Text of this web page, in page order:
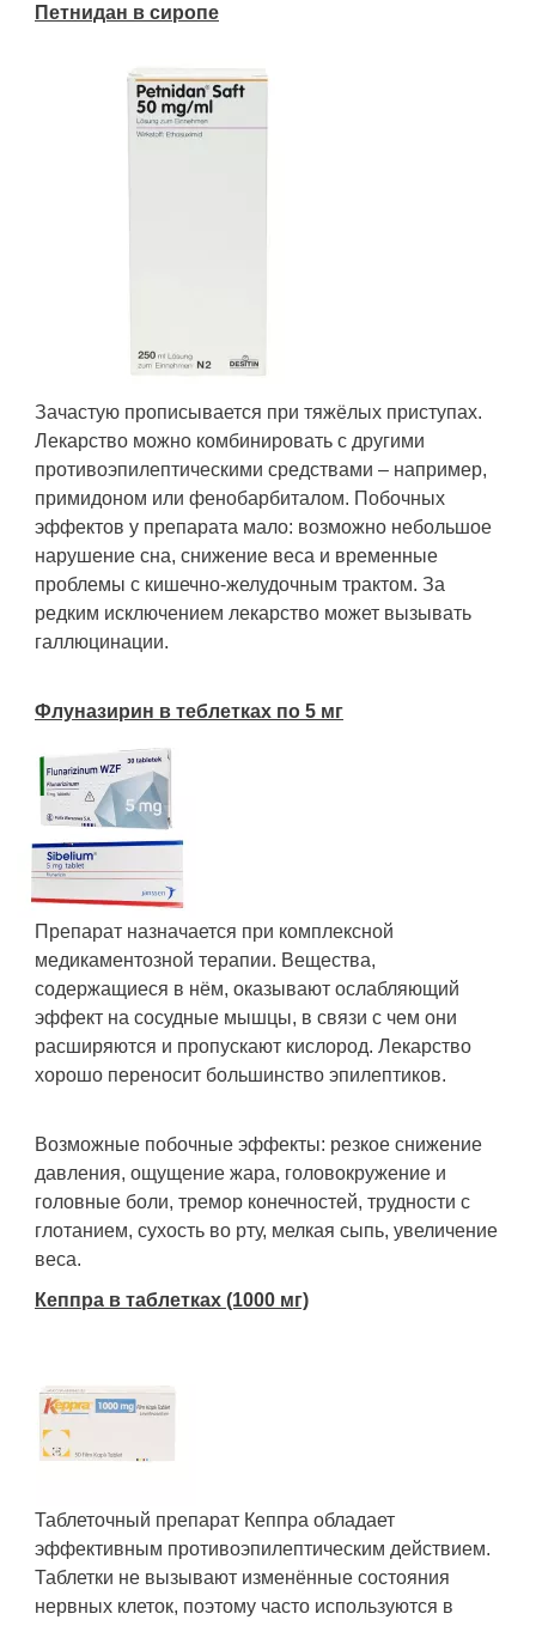
Петнидан в сиропе
Зачастую прописывается при тяжёлых приступах.
Лекарство можно комбинировать с другими
противоэпилептическими средствами – например,
примидоном или фенобарбиталом. Побочных
эффектов у препарата мало: возможно небольшое
нарушение сна, снижение веса и временные
проблемы с кишечно-желудочным трактом. За
редким исключением лекарство может вызывать
галлюцинации.
Флуназирин в теблетках по 5 мг
Препарат назначается при комплексной
медикаментозной терапии. Вещества,
содержащиеся в нём, оказывают ослабляющий
эффект на сосудные мышцы, в связи с чем они
расширяются и пропускают кислород. Лекарство
хорошо переносит большинство эпилептиков.
Возможные побочные эффекты: резкое снижение
давления, ощущение жара, головокружение и
головные боли, тремор конечностей, трудности с
глотанием, сухость во рту, мелкая сыпь, увеличение
веса.
Кеппра в таблетках (1000 мг)
Таблеточный препарат Кеппра обладает
эффективным противоэпилептическим действием.
Таблетки не вызывают изменённые состояния
нервных клеток, поэтому часто используются в